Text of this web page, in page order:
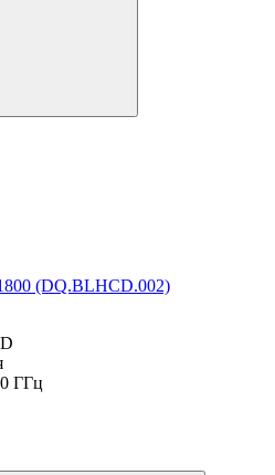
(DQ.BLHCD.002)
ГГц